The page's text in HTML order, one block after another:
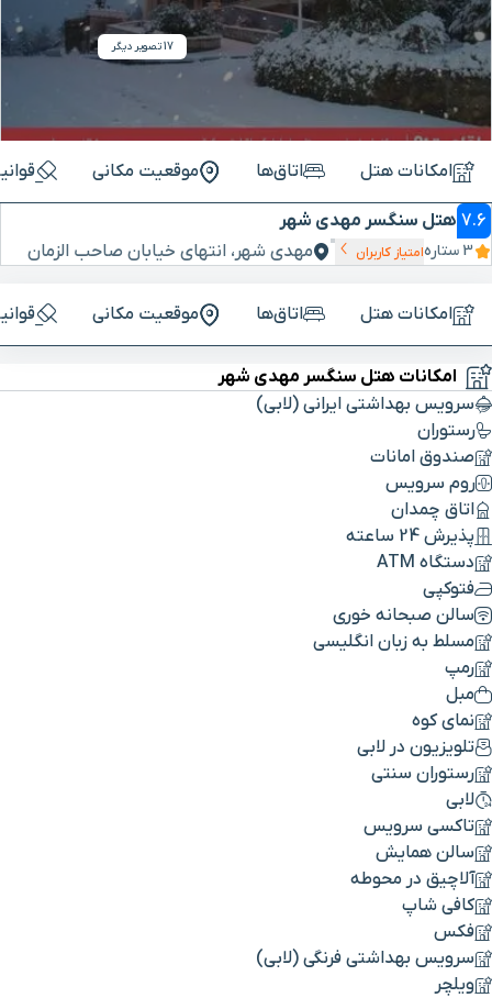
17 تصویر دیگر
امکانات هتل اتاق‌ها موقعیت مکانی
7.6 هتل سنگسر مهدی شهر
3 ستاره امتیاز کاربران مهدی شهر، انتهای خیابان صاحب الزمان
امکانات هتل اتاق‌ها موقعیت مکانی
امکانات هتل سنگسر مهدی شهر
سرویس بهداشتی ایرانی (لابی)
رستوران
صندوق امانات
روم سرویس
اتاق چمدان
پذیرش 24 ساعته
دستگاه ATM
فتوکپی
سالن صبحانه خوری
مسلط به زبان انگلیسی
رمپ
مبل
نمای کوه
تلویزیون در لابی
رستوران سنتی
لابی
تاکسی سرویس
سالن همایش
آلاچیق در محوطه
کافی شاپ
فکس
سرویس بهداشتی فرنگی (لابی)
ویلچر